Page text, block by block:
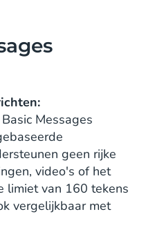
Messages
geen rijke
video's of het
limiet van 160 tekens
vergelijkbaar met